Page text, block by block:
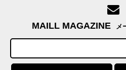
MAILL MAGAZINE メ